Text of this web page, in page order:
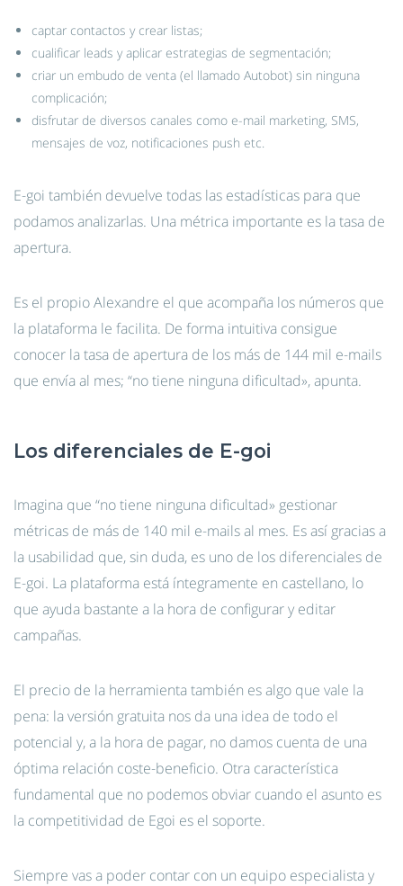
captar contactos y crear listas;
cualificar leads y aplicar estrategias de segmentación;
criar un embudo de venta (el llamado Autobot) sin ninguna
complicación;
disfrutar de diversos canales como e-mail marketing, SMS,
mensajes de voz, notificaciones push etc.
E-goi también devuelve todas las estadísticas para que
podamos analizarlas. Una métrica importante es la tasa de
apertura.
Es el propio Alexandre el que acompaña los números que
la plataforma le facilita. De forma intuitiva consigue
conocer la tasa de apertura de los más de 144 mil e-mails
que envía al mes; “no tiene ninguna dificultad», apunta.
Los diferenciales de E-goi
Imagina que “no tiene ninguna dificultad» gestionar
métricas de más de 140 mil e-mails al mes. Es así gracias a
la usabilidad que, sin duda, es uno de los diferenciales de
E-goi. La plataforma está íntegramente en castellano, lo
que ayuda bastante a la hora de configurar y editar
campañas.
El precio de la herramienta también es algo que vale la
pena: la versión gratuita nos da una idea de todo el
potencial y, a la hora de pagar, no damos cuenta de una
óptima relación coste-beneficio. Otra característica
fundamental que no podemos obviar cuando el asunto es
la competitividad de Egoi es el soporte.
Siempre vas a poder contar con un equipo especialista y